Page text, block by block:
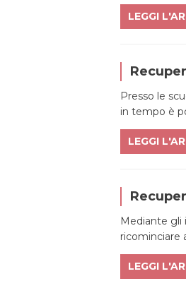
LEGGI
Presso le
in tempo è
LEGGI
Mediante gli
ricominciare
LEGGI